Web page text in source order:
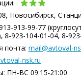
Новосибирск,
913-99-77
8-923-104-01-04, 8-
почта: mail@avtoval-
nsk.ru
ПН-ВC 09:15-21:00